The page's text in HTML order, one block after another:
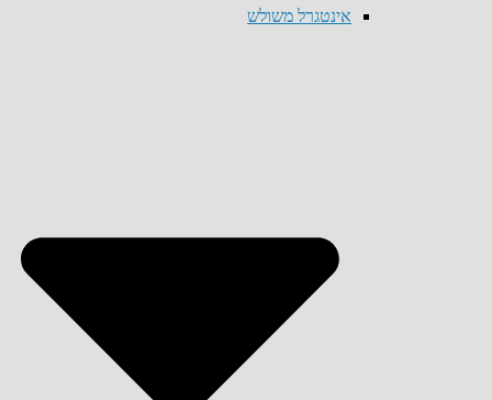
אינטגרל משולש